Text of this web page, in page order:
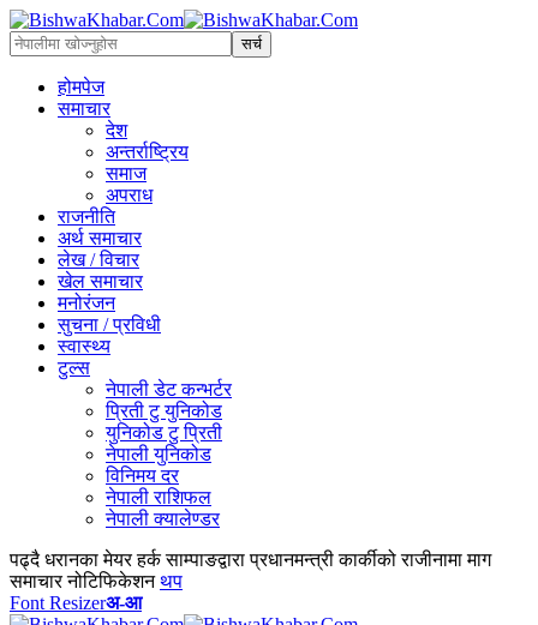
होमपेज
समाचार
देश
अन्तर्राष्ट्रिय
समाज
अपराध
राजनीति
अर्थ समाचार
लेख / विचार
खेल समाचार
मनोरंजन
सुचना / प्रविधी
स्वास्थ्य
टुल्स
नेपाली डेट कन्भर्टर
प्रिती टु युनिकोड
युनिकोड टु प्रिती
नेपाली युनिकोड
विनिमय दर
नेपाली राशिफल
नेपाली क्यालेण्डर
पढ्दै धरानका मेयर हर्क साम्पाङद्वारा प्रधानमन्त्री कार्कीको राजीनामा माग
समाचार नोटिफिकेशन थप
Font Resizerअ-आ